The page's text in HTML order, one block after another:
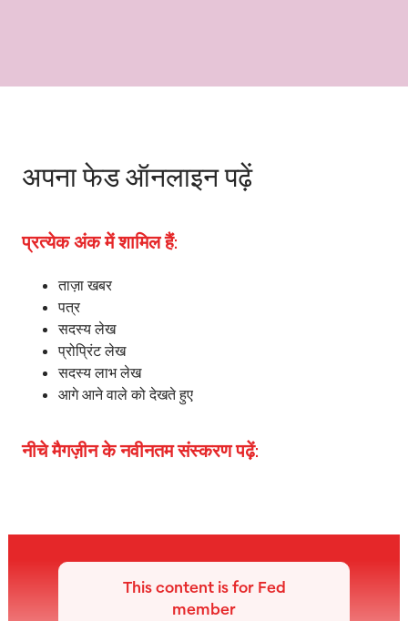
अपना फेड ऑनलाइन पढ़ें
प्रत्येक अंक में शामिल हैं:
ताज़ा खबर
पत्र
सदस्य लेख
प्रोप्रिंट लेख
सदस्य लाभ लेख
आगे आने वाले को देखते हुए
नीचे मैगज़ीन के नवीनतम संस्करण पढ़ें:
This content is for Fed
member